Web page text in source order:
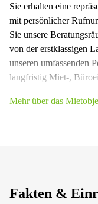
Sie erhalten eine
mit persönlicher
Sie unsere
von der erstklassigen
unseren umfassenden
langfristig Miet-,
Mehr über das
Fakten &